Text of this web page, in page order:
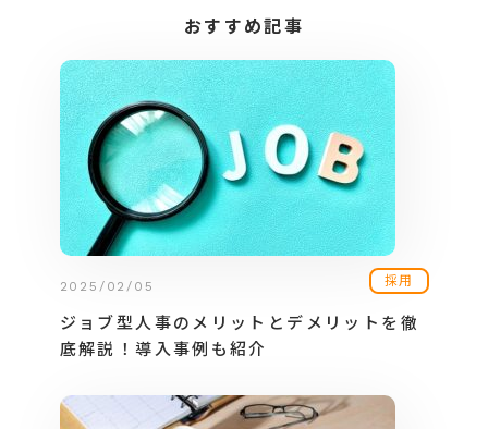
おすすめ記事
2025/02/05 採用
ジョブ型人事のメリットとデメリットを徹
底解説！導入事例も紹介